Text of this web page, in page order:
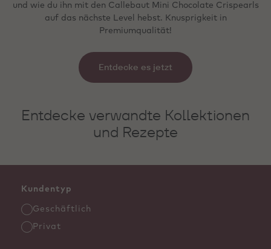
und wie du ihn mit den Callebaut Mini Chocolate Crispearls
auf das nächste Level hebst. Knusprigkeit in
Premiumqualität!
Entdecke es jetzt
Entdecke verwandte Kollektionen
und Rezepte
Kundentyp
Geschäftlich
Privat